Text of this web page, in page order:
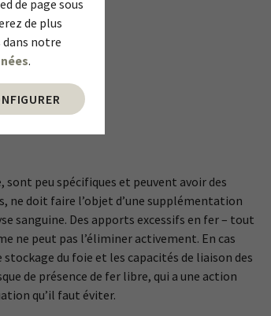
de page sous
de plus
notre
.
peu spécifiques et peuvent avoir des
ne doit faire l’objet d’une supplémentation
sanguine. Des apports excessifs en fer – tout
ne peut pas l’éliminer activement. En cas
du foie et les capacités de liaison des
de présence de fer libre, qui a une action
qu’il faut éviter.